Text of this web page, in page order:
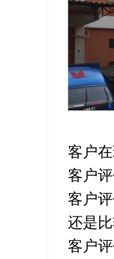
客户
客户
客户
还是
客户